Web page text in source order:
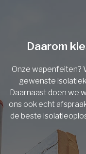
Daarom
Onze wapenfeiten?
gewenste
Daarnaast doen we
ons ook echt
de beste